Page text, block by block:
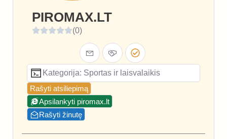
PIROMAX.LT
(0)
Kategorija: Sportas ir laisvalaikis
Rašyti atsiliepimą
Apsilankyti piromax.lt
Rašyti žinutę